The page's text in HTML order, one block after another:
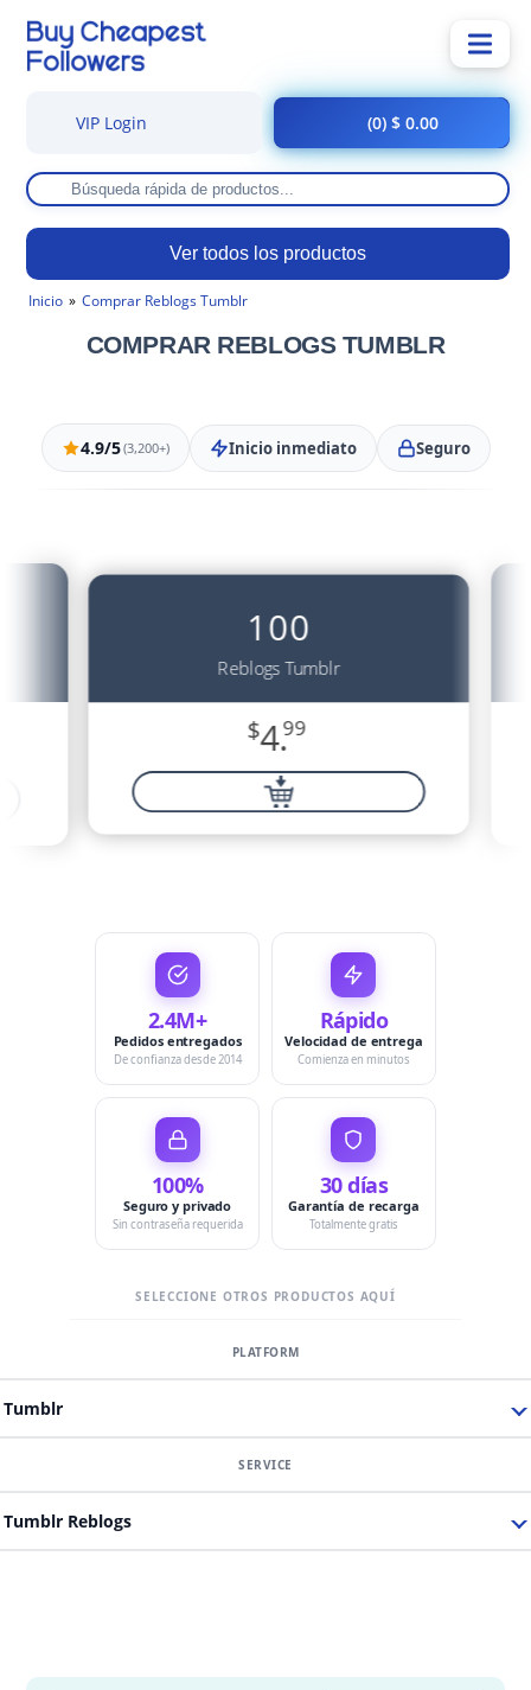
Ver todos los productos
VIP Login (0) $ 0.00
Inicio Comprar Reblogs Tumblr
COMPRAR REBLOGS TUMBLR
4.9/5(3,200+) Inicio inmediato Seguro
100
Reblogs Tumblr
$4.99
2.4M+
Pedidos entregados
De confianza desde 2014
Rápido
Velocidad de entrega
Comienza en minutos
100%
Seguro y privado
Sin contraseña requerida
30 días
Garantía de recarga
Totalmente gratis
SELECCIONE OTROS PRODUCTOS AQUÍ
Tumblr
Tumblr Reblogs